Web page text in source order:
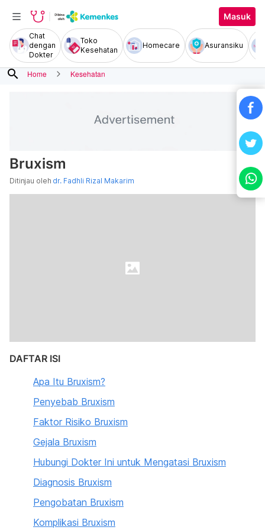
Masuk
Chat
dengan
Dokter
Toko
Kesehatan
Homecare Asuransiku
search Home Kesehatan
Bruxism
Ditinjau oleh dr. Fadhli Rizal Makarim
DAFTAR ISI
Apa Itu Bruxism?
Penyebab Bruxism
Faktor Risiko Bruxism
Gejala Bruxism
Hubungi Dokter Ini untuk Mengatasi Bruxism
Diagnosis Bruxism
Pengobatan Bruxism
Komplikasi Bruxism